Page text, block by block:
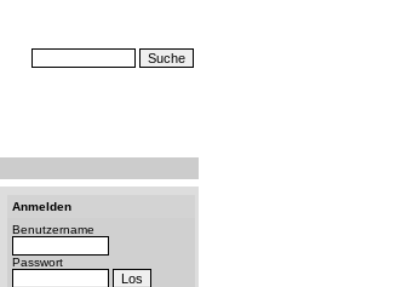
Anmelden
Benutzername
Passwort